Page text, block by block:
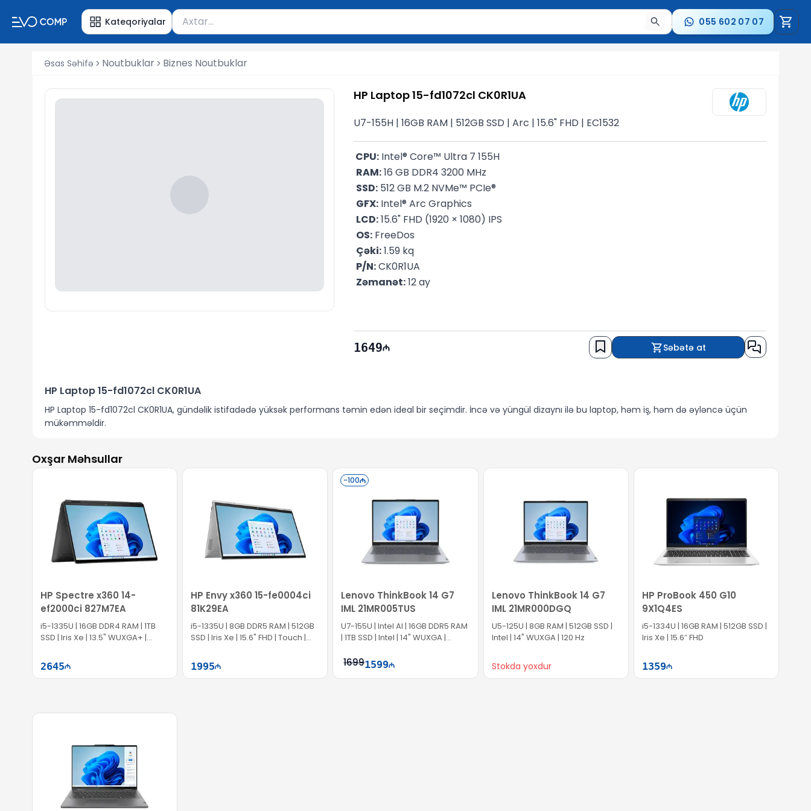
Kateqoriyalar Məhsul axtar
Axtarış üçün ən azı 2 simvol yazın. Göndərmək üçün Enter düyməsini basın və ya nəticələr arasında keçid etmək üçün ox
055 602 07 07
Əsas Səhifə Noutbuklar Biznes Noutbuklar
HP Laptop 15-fd1072cl CK0R1UA
U7-155H | 16GB RAM | 512GB SSD | Arc | 15.6" FHD | EC1532
CPU: Intel® Core™ Ultra 7 155H
RAM: 16 GB DDR4 3200 MHz
SSD: 512 GB M.2 NVMe™ PCIe®
GFX: Intel® Arc Graphics
LCD: 15.6" FHD (1920 × 1080) IPS
OS: FreeDos
Çəki: 1.59 kq
P/N: CK0R1UA
Zəmanət: 12 ay
1649 Səbətə at
HP Laptop 15-fd1072cl CK0R1UA
HP Laptop 15-fd1072cl CK0R1UA, gündəlik istifadədə yüksək performans təmin edən ideal bir seçimdir. İncə və yüngül dizaynı ilə bu laptop, həm iş, həm də əyləncə üçün
mükəmməldir.
15.6 düymlük FHD ekran, canlı rənglər və aydın görüntü təqdim edir. İstər film izləyərkən, istərsə də iş sənədləri ilə məşğul olarkən, bu ekran hər zaman gözlərinizə rahatlıq
Intel Core i7 prosessoru ilə təchiz olunan bu model, çoxlu tapşırıqları eyni anda icra etmək üçün kifayət qədər güclüdür. İstər proqramlaşdırma, istərsə də qrafik dizayn kimi
ağır işləri asanlıqla idarə edə bilərsiniz.
Zəmanət və Çatdırılma
HP Laptop 15-fd1072cl CK0R1UA, rəsmi zəmanət ilə təmin olunur. Sürətli və etibarlı çatdırılma ilə məhsulunuzu EVO comp-dan sifariş edin və rahatlığınızdan ödün verməyin!
Oxşar Məhsullar
HP Spectre x360 14-
ef2000ci 827M7EA
i5-1335U | 16GB DDR4 RAM | 1TB
SSD | Iris Xe | 13.5" WUXGA+ |
2645
HP Envy x360 15-fe0004ci
81K29EA
i5-1335U | 8GB DDR5 RAM | 512GB
SSD | Iris Xe | 15.6" FHD | Touch |
1995
-100
Lenovo ThinkBook 14 G7
IML 21MR005TUS
U7-155U | Intel AI | 16GB DDR5 RAM
| 1TB SSD | Intel | 14" WUXGA |
16991599
Lenovo ThinkBook 14 G7
IML 21MR000DGQ
U5-125U | 8GB RAM | 512GB SSD |
Intel | 14" WUXGA | 120 Hz
Stokda yoxdur
HP ProBook 450 G10
9X1Q4ES
i5-1334U | 16GB RAM | 512GB SSD |
Iris Xe | 15.6″ FHD
1359